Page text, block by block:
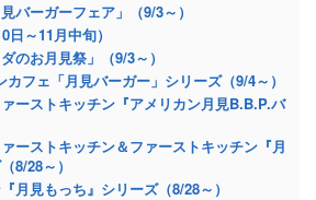
バーガーフェア」（9/3～）
～11月中旬）
のお月見祭」（9/3～）
フェ「月見バーガー」シリーズ（9/4～）
ーストキッチン『アメリカン月見B.B.P.バ
ーストキッチン＆ファーストキッチン『月
8/28～）
月見もっち』シリーズ（8/28～）